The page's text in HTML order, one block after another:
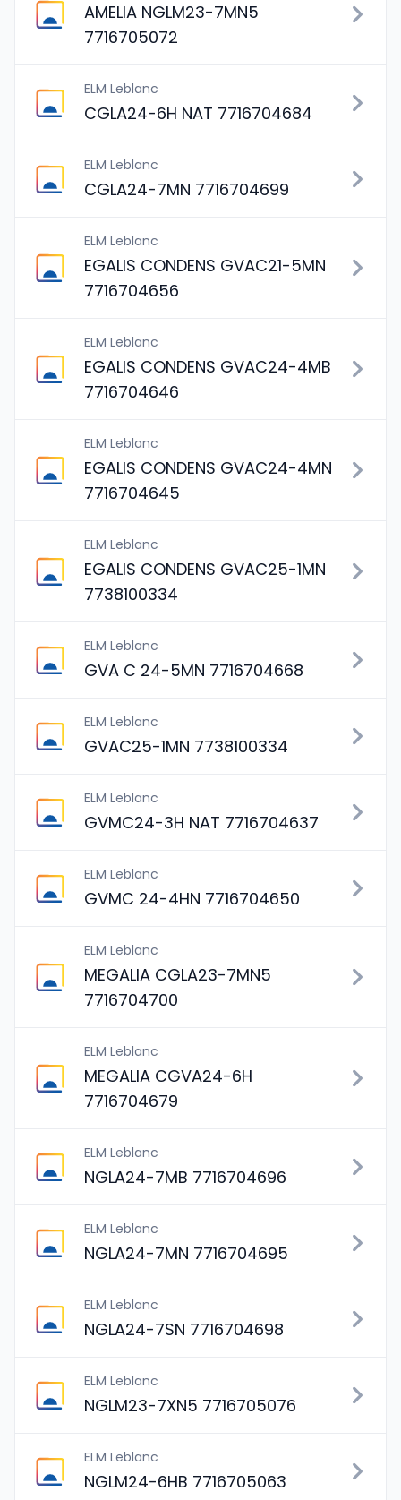
AMELIA NGLM23-7MN5
7716705072
ELM Leblanc
CGLA24-6H NAT 7716704684
ELM Leblanc
CGLA24-7MN 7716704699
ELM Leblanc
EGALIS CONDENS GVAC21-5MN
7716704656
ELM Leblanc
EGALIS CONDENS GVAC24-4MB
7716704646
ELM Leblanc
EGALIS CONDENS GVAC24-4MN
7716704645
ELM Leblanc
EGALIS CONDENS GVAC25-1MN
7738100334
ELM Leblanc
GVA C 24-5MN 7716704668
ELM Leblanc
GVAC25-1MN 7738100334
ELM Leblanc
GVMC24-3H NAT 7716704637
ELM Leblanc
GVMC 24-4HN 7716704650
ELM Leblanc
MEGALIA CGLA23-7MN5
7716704700
ELM Leblanc
MEGALIA CGVA24-6H
7716704679
ELM Leblanc
NGLA24-7MB 7716704696
ELM Leblanc
NGLA24-7MN 7716704695
ELM Leblanc
NGLA24-7SN 7716704698
ELM Leblanc
NGLM23-7XN5 7716705076
ELM Leblanc
NGLM24-6HB 7716705063